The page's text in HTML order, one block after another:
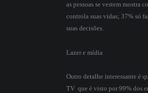
as pessoas se vestem mostra
controla suas vidas; 37% só
suas decisões.
Lazer e mídia
Outro detalhe interessante é
TV  que é visto por 99% dos